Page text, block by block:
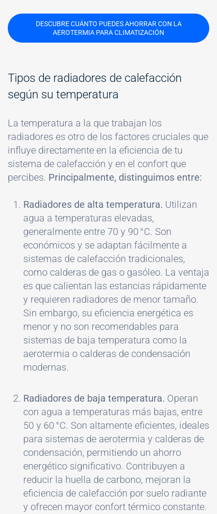
DESCUBRE CUÁNTO PUEDES AHORRAR CON LA
AEROTERMIA PARA CLIMATIZACIÓN
Tipos de radiadores de calefacción
según su temperatura
La temperatura a la que trabajan los
radiadores es otro de los factores cruciales que
influye directamente en la eficiencia de tu
sistema de calefacción y en el confort que
percibes. Principalmente, distinguimos entre:
Radiadores de alta temperatura. Utilizan
agua a temperaturas elevadas,
generalmente entre 70 y 90 °C. Son
económicos y se adaptan fácilmente a
sistemas de calefacción tradicionales,
como calderas de gas o gasóleo. La ventaja
es que calientan las estancias rápidamente
y requieren radiadores de menor tamaño.
Sin embargo, su eficiencia energética es
menor y no son recomendables para
sistemas de baja temperatura como la
aerotermia o calderas de condensación
modernas.
Radiadores de baja temperatura. Operan
con agua a temperaturas más bajas, entre
50 y 60 °C. Son altamente eficientes, ideales
para sistemas de aerotermia y calderas de
condensación, permitiendo un ahorro
energético significativo. Contribuyen a
reducir la huella de carbono, mejoran la
eficiencia de calefacción por suelo radiante
y ofrecen mayor confort térmico constante.